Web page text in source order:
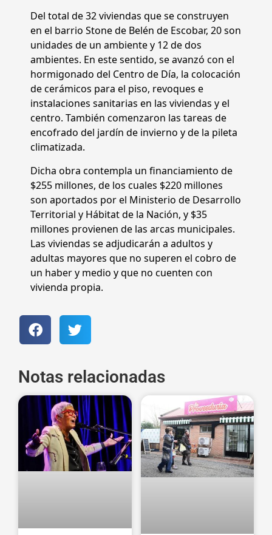
Del total de 32 viviendas que se construyen
en el barrio Stone de Belén de Escobar, 20 son
unidades de un ambiente y 12 de dos
ambientes. En este sentido, se avanzó con el
hormigonado del Centro de Día, la colocación
de cerámicos para el piso, revoques e
instalaciones sanitarias en las viviendas y el
centro. También comenzaron las tareas de
encofrado del jardín de invierno y de la pileta
climatizada.
Dicha obra contempla un financiamiento de
$255 millones, de los cuales $220 millones
son aportados por el Ministerio de Desarrollo
Territorial y Hábitat de la Nación, y $35
millones provienen de las arcas municipales.
Las viviendas se adjudicarán a adultos y
adultas mayores que no superen el cobro de
un haber y medio y que no cuenten con
vivienda propia.
Notas relacionadas